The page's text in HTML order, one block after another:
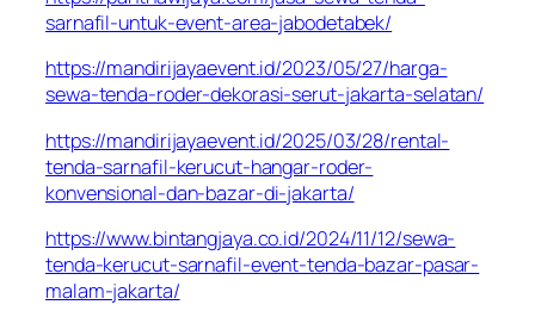
sarnafil-untuk-event-area-jabodetabek/
https://mandirijayaevent.id/2023/05/27/harga-
sewa-tenda-roder-dekorasi-serut-jakarta-selatan/
https://mandirijayaevent.id/2025/03/28/rental-
tenda-sarnafil-kerucut-hangar-roder-
konvensional-dan-bazar-di-jakarta/
https://www.bintangjaya.co.id/2024/11/12/sewa-
tenda-kerucut-sarnafil-event-tenda-bazar-pasar-
malam-jakarta/